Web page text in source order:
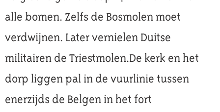
alle bomen. Zelfs de Bosmolen moet
verdwijnen. Later vernielen Duitse
militairen de Triestmolen.De kerk en het
dorp liggen pal in de vuurlinie tussen
enerzijds de Belgen in het fort